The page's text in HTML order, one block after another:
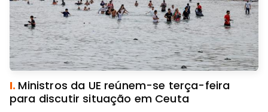
I. Ministros da UE reúnem-se terça-feira
para discutir situação em Ceuta